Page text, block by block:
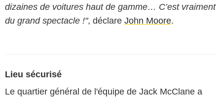
dizaines de voitures haut de gamme… C’est vraiment
du grand spectacle !", déclare John Moore.
Lieu sécurisé
Le quartier général de l'équipe de Jack McClane a